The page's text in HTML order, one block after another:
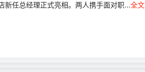
新任总经理正式亮相。两人携手面对职...全文